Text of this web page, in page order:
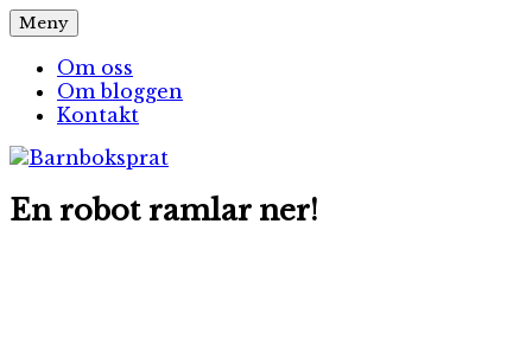
Hoppa
till
innehåll
Barnboksprat
– en blogg om barnböcker
Meny
Om oss
Om bloggen
Kontakt
En robot ramlar ner!